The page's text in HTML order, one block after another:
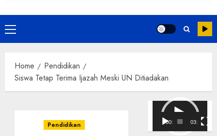
Primary
Menu
Home
Pendidikan
Siswa Tetap Terima Ijazah Meski UN Ditiadakan
Pendidikan
Pemutar
Video
00:00 03:08